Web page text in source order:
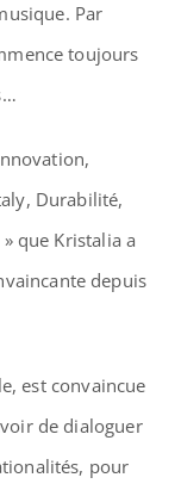
Par
toujours
Durabilité,
que Kristalia a
depuis
est convaincue
de dialoguer
pour